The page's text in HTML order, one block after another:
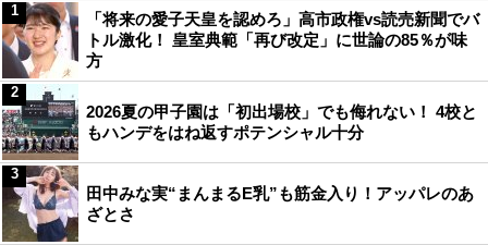
「将来の愛子天皇を認めろ」高市政権vs読売新聞でバ
トル激化！ 皇室典範「再び改定」に世論の85％が味
方
1
2026夏の甲子園は「初出場校」でも侮れない！ 4校と
もハンデをはね返すポテンシャル十分
2
田中みな実“まんまるE乳”も筋金入り！アッパレのあ
ざとさ
3